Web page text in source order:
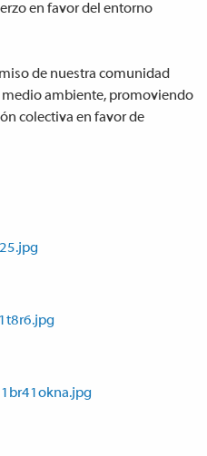
en favor del entorno
de nuestra comunidad
ambiente, promoviendo
colectiva en favor de